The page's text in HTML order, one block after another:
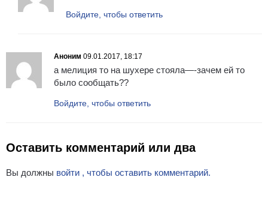
Войдите, чтобы ответить
Аноним 09.01.2017, 18:17
а мелиция то на шухере стояла—-зачем ей то
было сообщать??
Войдите, чтобы ответить
Оставить комментарий или два
Вы должны войти , чтобы оставить комментарий.